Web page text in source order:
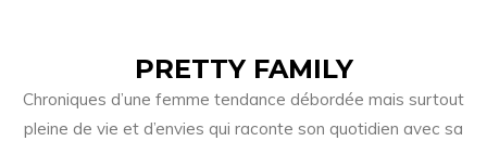
PRETTY FAMILY
Chroniques d’une femme tendance débordée mais surtout
pleine de vie et d’envies qui raconte son quotidien avec sa